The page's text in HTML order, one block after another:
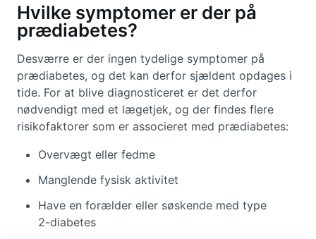
Hvilke symptomer er der på
prædiabetes?
Desværre er der ingen tydelige symptomer på
prædiabetes, og det kan derfor sjældent opdages i
tide. For at blive diagnosticeret er det derfor
nødvendigt med et lægetjek, og der findes flere
risikofaktorer som er associeret med prædiabetes:
Overvægt eller fedme
Manglende fysisk aktivitet
Have en forælder eller søskende med type
2-diabetes